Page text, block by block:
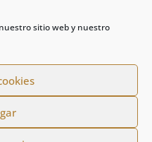
sitio web y nuestro
los derechos